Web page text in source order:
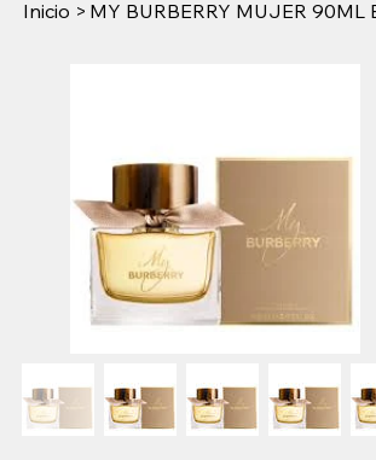
Inicio > MY BURBERRY MUJER 90ML